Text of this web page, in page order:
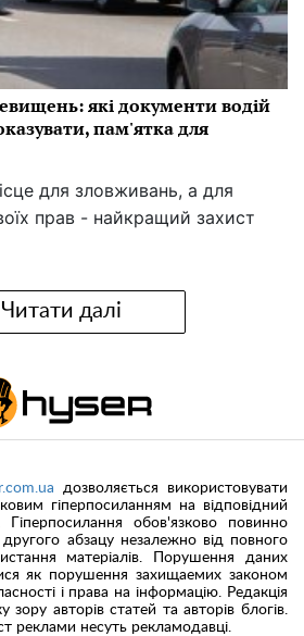
які документи водій
пам'ятка для
для зловживань, а для
прав - найкращий захист
Читати далі
дозволяється використовувати
гіперпосиланням на відповідний
. Гіперпосилання обов'язково повинно
абзацу незалежно від повного
матеріалів. Порушення даних
як порушення захищаемих законом
і права на інформацію. Редакція
авторів статей та авторів блогів.
реклами несуть рекламодавці.